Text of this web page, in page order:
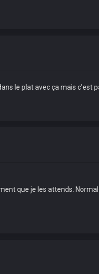
le plat avec ça mais c'est
que je les attends.